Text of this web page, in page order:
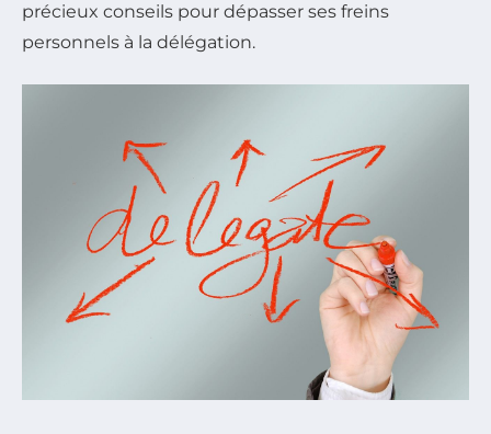
précieux conseils pour dépasser ses freins
personnels à la délégation.